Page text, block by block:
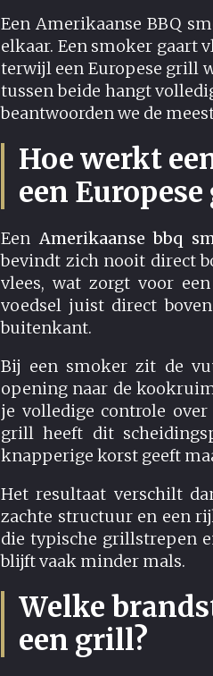
Een Amerikaanse BBQ
elkaar. Een smoker gaart
terwijl een Europese grill
tussen beide hangt
beantwoorden we de
Hoe werkt
een
EenAmerikaanse bbq
bevindt zich nooit direct
vlees, wat zorgt voor
voedsel juist direct
buitenkant.
Bij een smoker zit de
opening naar de
je volledige controle
grill heeft dit
knapperige korst geeft
Het resultaat verschilt
zachte structuur en een
die typische grillstrepen
blijft vaak minder mals.
Welke
een grill?